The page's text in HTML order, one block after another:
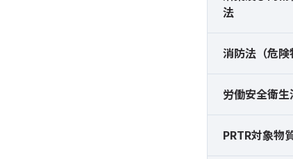
法
消防法（危険
労働安全衛生
PRTR対象物